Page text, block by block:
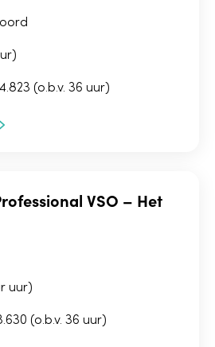
(o.b.v. 36 uur)
VSO – Het
uur)
(o.b.v. 36 uur)